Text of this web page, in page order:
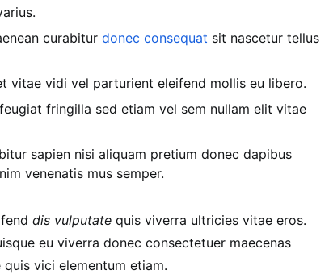
curabitur donec consequat sit nascetur tellus
vitae vidi vel parturient eleifend mollis eu libero.
fringilla sed etiam vel sem nullam elit vitae
sapien nisi aliquam pretium donec dapibus
venenatis mus semper.
dis vulputate quis viverra ultricies vitae eros.
eu viverra donec consectetuer maecenas
vici elementum etiam.